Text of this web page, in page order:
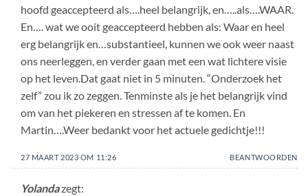
hoofd geaccepteerd als….heel belangrijk, en…..als….WAAR.
En…. wat we ooit geaccepteerd hebben als: Waar en heel
erg belangrijk en…substantieel, kunnen we ook weer naast
ons neerleggen, en verder gaan met een wat lichtere visie
op het leven.Dat gaat niet in 5 minuten. “Onderzoek het
zelf” zou ik zo zeggen. Tenminste als je het belangrijk vind
om van het piekeren en stressen af te komen. En
Martin….Weer bedankt voor het actuele gedichtje!!!
27 MAART 2023 OM 11:26 BEANTWOORDEN
Yolandazegt: